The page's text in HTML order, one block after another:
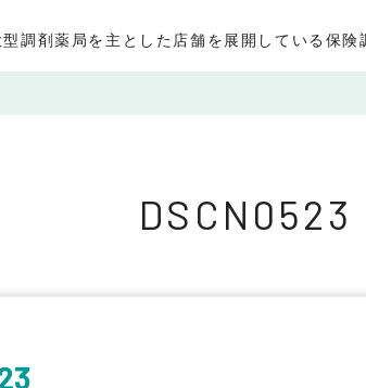
調剤薬局を主とした店舗を展開している保険
DSCN0523